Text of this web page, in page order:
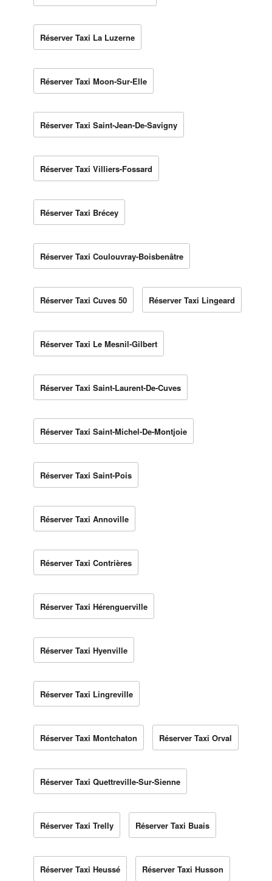
Réserver Taxi La Luzerne
Réserver Taxi Moon-Sur-Elle
Réserver Taxi Saint-Jean-De-Savigny
Réserver Taxi Villiers-Fossard
Réserver Taxi Brécey
Réserver Taxi Coulouvray-Boisbenâtre
Réserver Taxi Cuves 50 Réserver Taxi Lingeard
Réserver Taxi Le Mesnil-Gilbert
Réserver Taxi Saint-Laurent-De-Cuves
Réserver Taxi Saint-Michel-De-Montjoie
Réserver Taxi Saint-Pois
Réserver Taxi Annoville
Réserver Taxi Contrières
Réserver Taxi Hérenguerville
Réserver Taxi Hyenville
Réserver Taxi Lingreville
Réserver Taxi Montchaton Réserver Taxi Orval
Réserver Taxi Quettreville-Sur-Sienne
Réserver Taxi Trelly Réserver Taxi Buais
Réserver Taxi Heussé Réserver Taxi Husson